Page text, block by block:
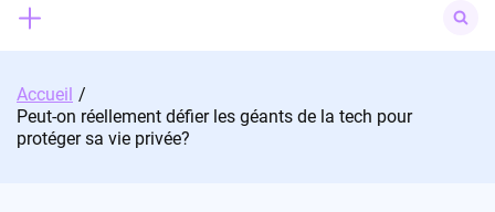
for:
Accueil
Peut-on réellement défier les géants de la tech pour
protéger sa vie privée?